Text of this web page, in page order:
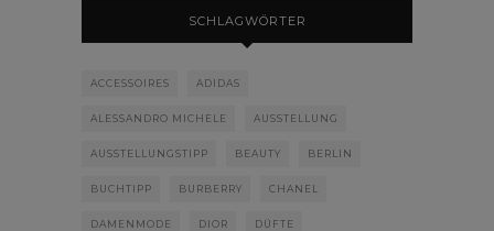
SCHLAGWÖRTER
ACCESSOIRES ADIDAS
ALESSANDRO MICHELE AUSSTELLUNG
AUSSTELLUNGSTIPP BEAUTY BERLIN
BUCHTIPP BURBERRY CHANEL
DAMENMODE DIOR DÜFTE